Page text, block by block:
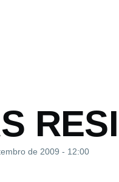
de 2009 - 12:00